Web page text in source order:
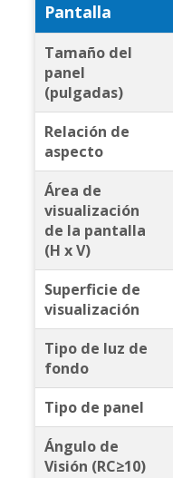
Pantalla
Tamaño del
panel
(pulgadas)
Relación de
aspecto
Área de
visualización
de la pantalla
(H x V)
Superficie de
visualización
Tipo de luz de
fondo
Tipo de panel
Ángulo de
Visión (RC≥10)